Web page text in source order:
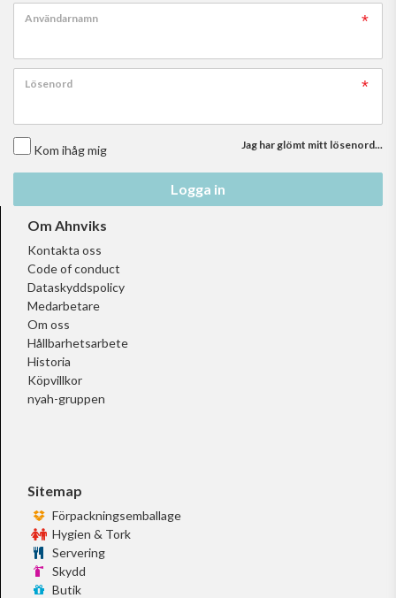
Användarnamn
Lösenord
Kom ihåg mig Jag har glömt mitt lösenord...
Logga in
Om Ahnviks
Kontakta oss
Code of conduct
Dataskyddspolicy
Medarbetare
Om oss
Hållbarhetsarbete
Historia
Köpvillkor
nyah-gruppen
Sitemap
Förpackningsemballage
Hygien & Tork
Servering
Skydd
Butik